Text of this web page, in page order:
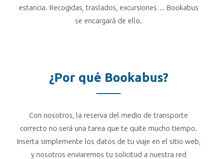
estancia. Recogidas, traslados, excursiones… Bookabus
se encargará de ello.
¿Por qué Bookabus?
Con nosotros, la reserva del medio de transporte
correcto no será una tarea que te quite mucho tiempo.
Inserta simplemente los datos de tu viaje en el sitio web,
y nosotros enviaremos tu solicitud a nuestra red